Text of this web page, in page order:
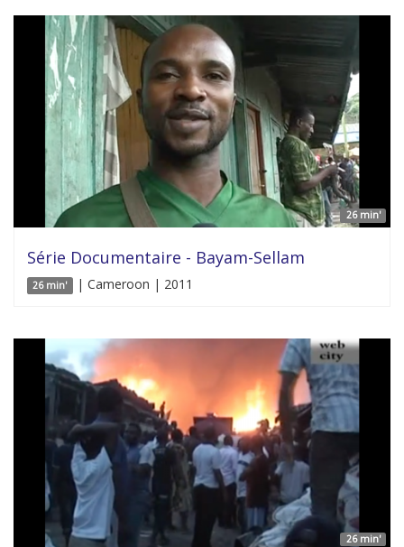
26 min'
Série Documentaire - Bayam-Sellam
26 min' | Cameroon | 2011
26 min'